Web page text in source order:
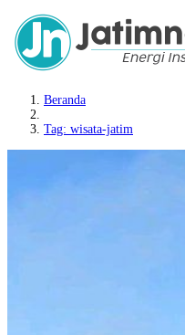
Beranda
Tag: wisata-jatim